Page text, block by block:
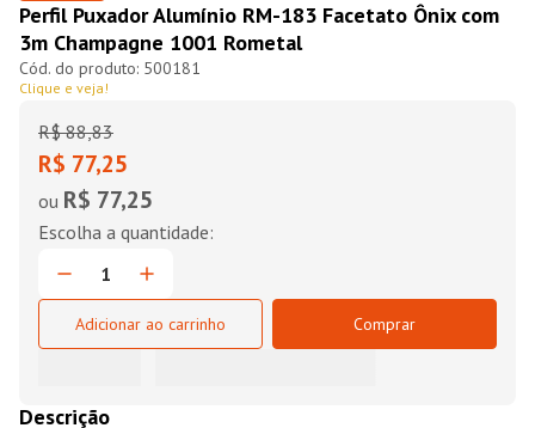
Perfil Puxador Alumínio RM-183 Facetato Ônix com
3m Champagne 1001 Rometal
500181
Clique e veja!
R$ 88,83
R$ 77,25
ou R$ 77,25
Adicionar ao carrinho Comprar
Descrição